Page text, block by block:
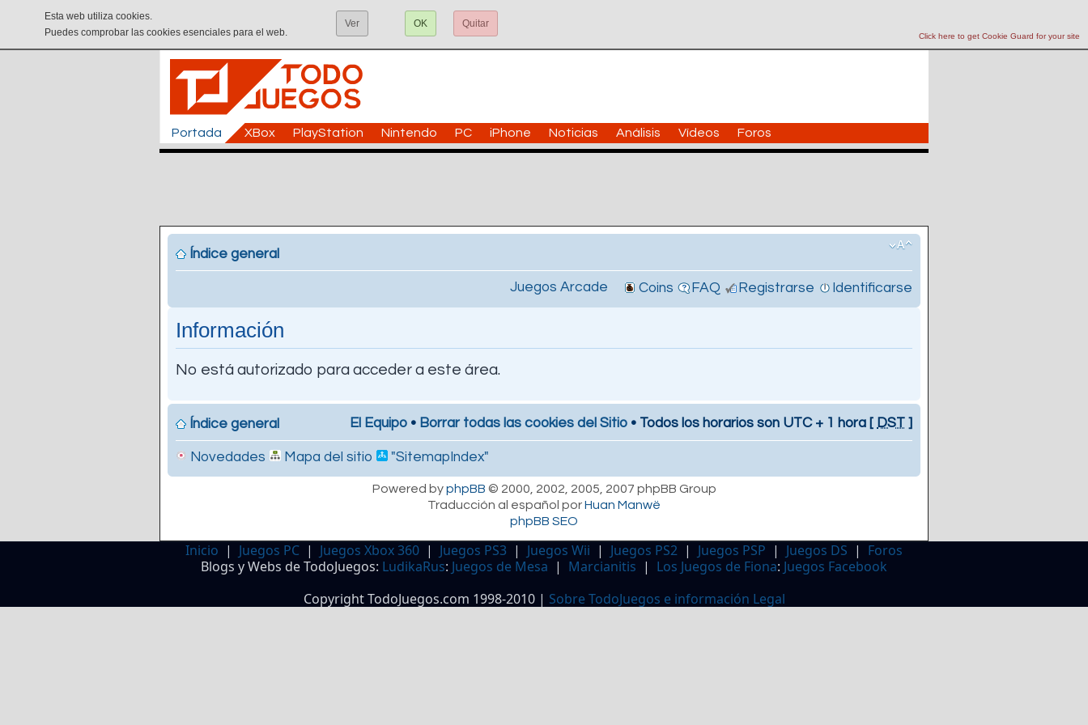
Click here to get Cookie Guard for your site
Esta web utiliza cookies.
Puedes comprobar las cookies esenciales para el web.
Ver OK Quitar
Portada XBox PlayStation Nintendo PC iPhone Noticias Análisis Vídeos Foros
Índice general
Juegos Arcade Coins FAQ Registrarse Identificarse
Información
No está autorizado para acceder a este área.
Índice general El Equipo • Borrar todas las cookies del Sitio • Todos los horarios son UTC + 1 hora [ DST ]
Novedades Mapa del sitio "SitemapIndex"
Powered byphpBB © 2000, 2002, 2005, 2007 phpBB Group
Traducción al español porHuan Manwë
phpBB SEO
Inicio | Juegos PC | Juegos Xbox 360 | Juegos PS3 | Juegos Wii | Juegos PS2 | Juegos PSP | Juegos DS | Foros
Blogs y Webs de TodoJuegos: LudikaRus: Juegos de Mesa | Marcianitis | Los Juegos de Fiona: Juegos Facebook
Copyright TodoJuegos.com 1998-2010 | Sobre TodoJuegos e información Legal